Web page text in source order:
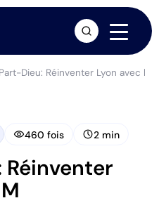
Dieu: Réinventer Lyon avec le
visibility460 fois schedule2 min
Réinventer
arrow_forward